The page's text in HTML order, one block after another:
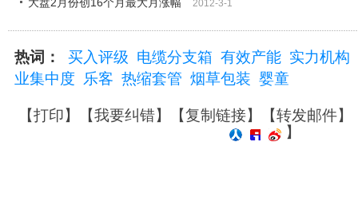
2012-3-1
热词： 买入评级 电缆分支箱 有效产能 实力机构
业集中度
乐客 热缩套管 烟草包装 婴童
【打印】【我要纠错】【复制链接】【转发邮件】
】